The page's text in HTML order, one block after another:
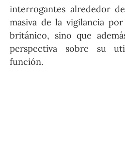
interrogantes alrededor
masiva de la vigilancia
británico, sino que
perspectiva sobre su
función.